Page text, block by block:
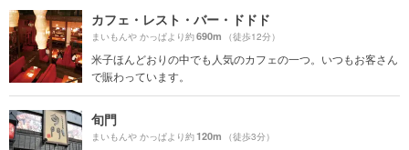
カフェ・レスト・バー・ドドド
まいもんや かっぱより約690m （徒歩12分）
米子ほんどおりの中でも人気のカフェの一つ。いつもお客さん
で賑わっています。
旬門
まいもんや かっぱより約120m （徒歩3分）